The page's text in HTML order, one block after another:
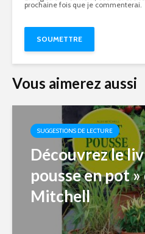
prochaine fois que je commenterai.
Vous aimerez aussi
SUGGESTIONS DE LECTURE
Découvrez le
pousse en pot »
Mitchell